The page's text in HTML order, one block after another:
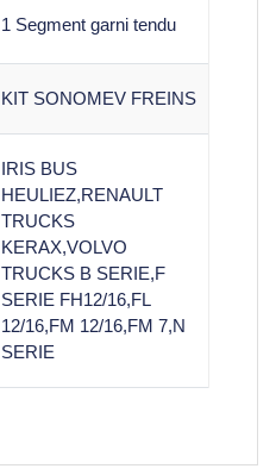
1 Segment garni tendu
KIT SONOMEV FREINS
IRIS BUS
HEULIEZ,RENAULT
TRUCKS
KERAX,VOLVO
TRUCKS B SERIE,F
SERIE FH12/16,FL
12/16,FM 12/16,FM 7,N
SERIE